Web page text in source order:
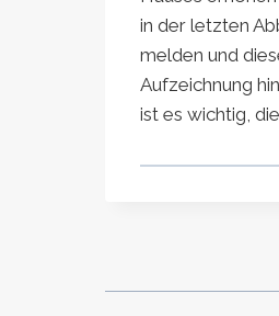
in der letzten
melden und
Aufzeichnung
ist es wichtig,